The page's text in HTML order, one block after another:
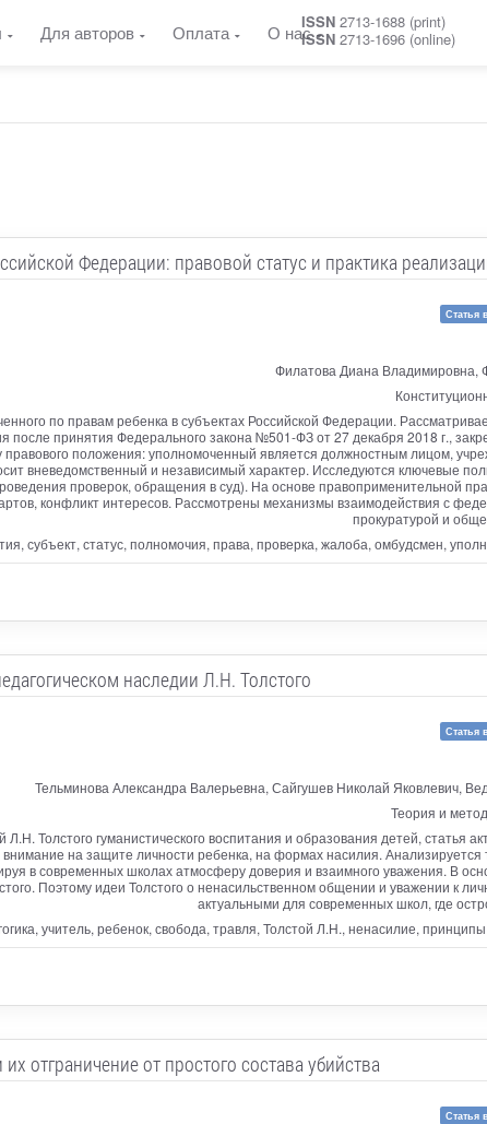
Для авторов Оплата О насISSN 2713-1688 (print)
ISSN 2713-1696 (online)
Федерации: правовой статус и практика
Статья
Филатова Диана Владимировна,
по правам ребенка в субъектах Российской Федерации.
после принятия Федерального закона №501-ФЗ от 27 декабря 2018 г.,
положения: уполномоченный является должностным лицом,
вневедомственный и независимый характер. Исследуются ключевые
проверок, обращения в суд). На основе правоприменительной
конфликт интересов. Рассмотрены механизмы взаимодействия с
прокуратурой и
субъект, статус, полномочия, права, проверка, жалоба, омбудсмен,
наследии Л.Н. Толстого
Статья
Тельминова Александра Валерьевна, Сайгушев Николай Яковлевич,
Теория и
Толстого гуманистического воспитания и образования детей, статья
на защите личности ребенка, на формах насилия. Анализируется
в современных школах атмосферу доверия и взаимного уважения. В
Поэтому идеи Толстого о ненасильственном общении и уважении к
актуальными для современных школ, где
учитель, ребенок, свобода, травля, Толстой Л.Н., ненасилие,
отграничение от простого состава убийства
Статья